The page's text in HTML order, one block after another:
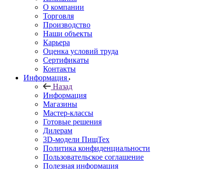
О компании
Торговля
Производство
Наши объекты
Карьера
Оценка условий труда
Сертификаты
Контакты
Информация
Назад
Информация
Магазины
Мастер-классы
Готовые решения
Дилерам
3D-модели ПищТех
Политика конфиденциальности
Пользовательское соглашение
Полезная информация